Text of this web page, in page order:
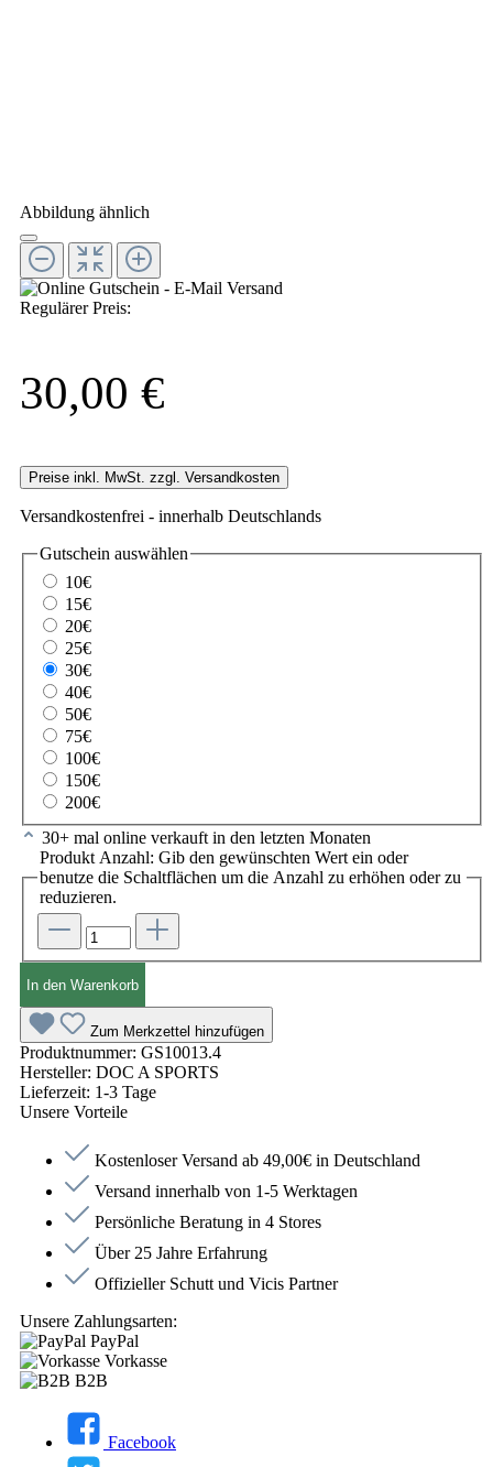
Abbildung ähnlich
Regulärer Preis:
30,00 €
Preise inkl. MwSt. zzgl. Versandkosten
Versandkostenfrei - innerhalb Deutschlands
Gutschein auswählen
10€
15€
20€
25€
30€
40€
50€
75€
100€
150€
200€
30+ mal online verkauft in den letzten Monaten
Produkt Anzahl: Gib den gewünschten Wert ein oder
benutze die Schaltflächen um die Anzahl zu erhöhen oder zu
reduzieren.
In den Warenkorb
Zum Merkzettel hinzufügen
Produktnummer: GS10013.4
Hersteller: DOC A SPORTS
Lieferzeit: 1-3 Tage
Unsere Vorteile
Kostenloser Versand ab 49,00€ in Deutschland
Versand innerhalb von 1-5 Werktagen
Persönliche Beratung in 4 Stores
Über 25 Jahre Erfahrung
Offizieller Schutt und Vicis Partner
Unsere Zahlungsarten:
PayPal
Vorkasse
B2B
Facebook